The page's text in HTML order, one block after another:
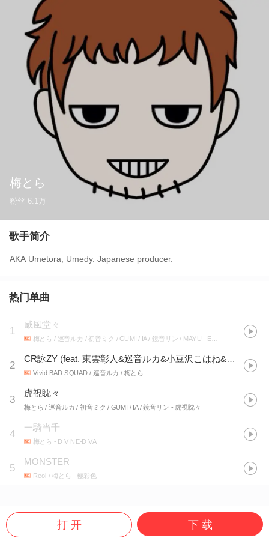
梅とら
粉丝 6.1万
歌手简介
AKA Umetora, Umedy. Japanese producer.
热门单曲
1
威風堂々
梅とら / 巡音ルカ / 初音ミク / GUMI / IA / 鏡音リン / MAYU - EXIT TUNES PRESENTS Vocalofuture feat. 初音ミク
2
CR詠ZY (feat. 東雲彰人&巡音ルカ&小豆沢こはね&白石杏&青柳冬弥)
Vivid BAD SQUAD / 巡音ルカ / 梅とら
3
虎視眈々
梅とら / 巡音ルカ / 初音ミク / GUMI / IA / 鏡音リン - 虎視眈々
4
一騎当千
梅とら - DIVINE-DIVA
5
MONSTER
Reol / 梅とら - 極彩色
打 开 下 载